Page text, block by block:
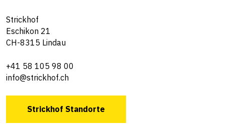
Strickhof
Eschikon 21
CH-8315 Lindau
+41 58 105 98 00
info@strickhof.ch
Strickhof Standorte